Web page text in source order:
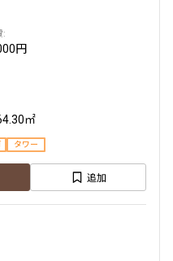
などの絞り込みが
円
㎡
タワー
追加